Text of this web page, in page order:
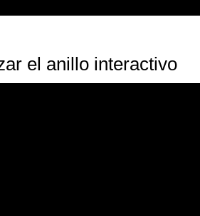
el anillo interactivo